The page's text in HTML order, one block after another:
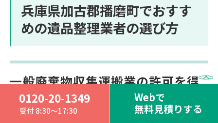
0120-20-1349
受付 8:30～17:30
Webで
無料見積りする
兵庫県加古郡播磨町でおすす
めの遺品整理業者の選び方
一般廃棄物収集運搬業の許可を得
ている業者を選ぶ